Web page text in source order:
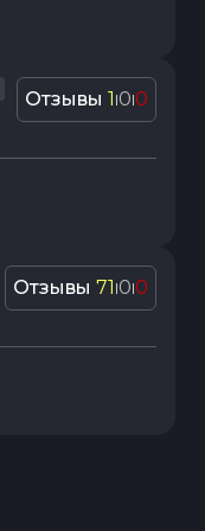
Отзывы 1 |0|0
Отзывы 71 |0|0